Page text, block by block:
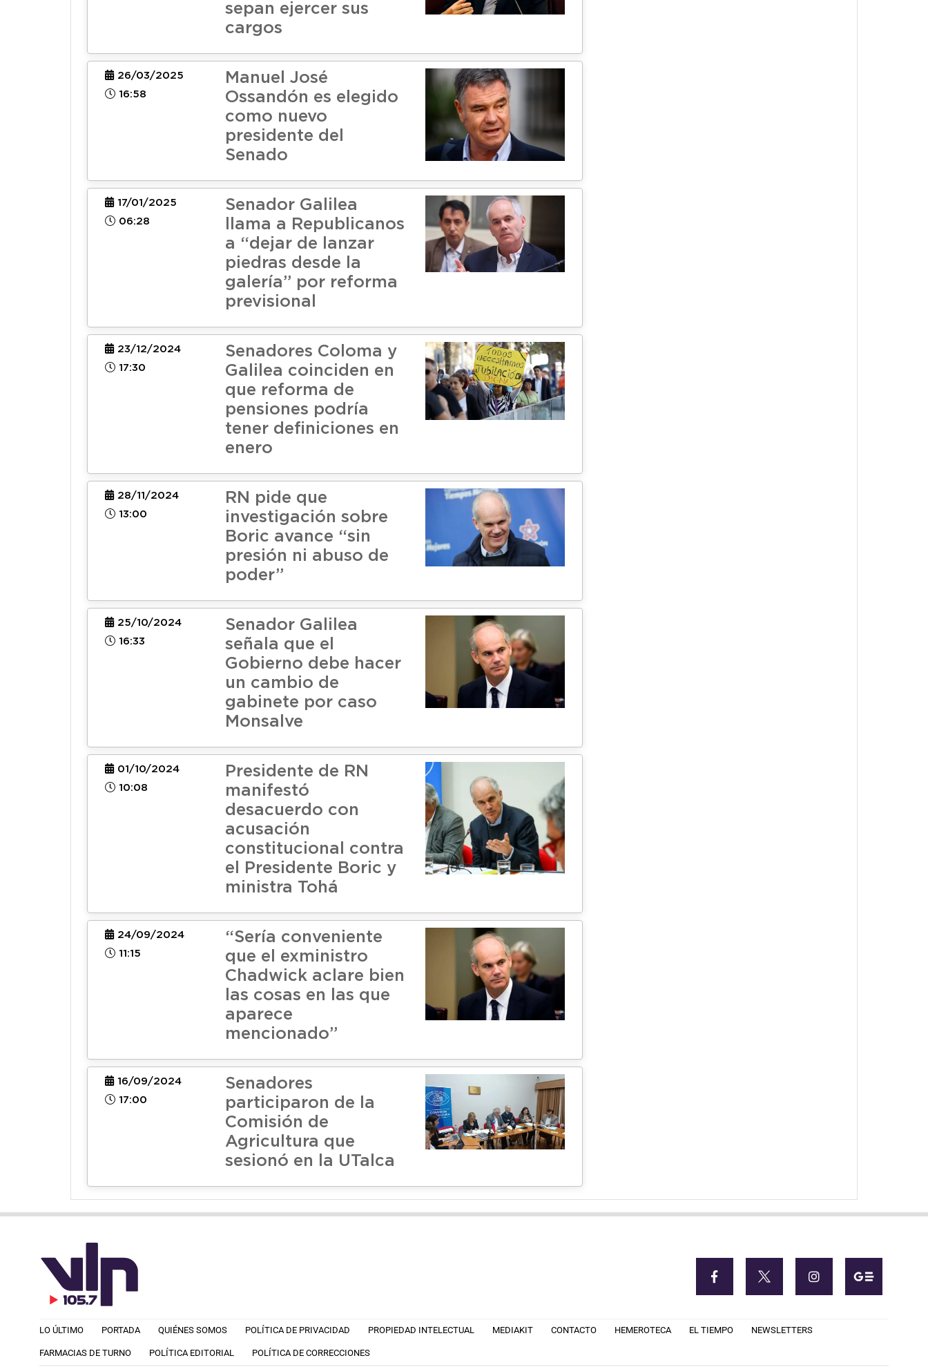
sepan ejercer sus
cargos
26/03/2025
16:58
Manuel José
Ossandón es elegido
como nuevo
presidente del
Senado
17/01/2025
06:28
Senador Galilea
llama a Republicanos
a “dejar de lanzar
piedras desde la
galería” por reforma
previsional
23/12/2024
17:30
Senadores Coloma y
Galilea coinciden en
que reforma de
pensiones podría
tener definiciones en
enero
28/11/2024
13:00
RN pide que
investigación sobre
Boric avance “sin
presión ni abuso de
poder”
25/10/2024
16:33
Senador Galilea
señala que el
Gobierno debe hacer
un cambio de
gabinete por caso
Monsalve
01/10/2024
10:08
Presidente de RN
manifestó
desacuerdo con
acusación
constitucional contra
el Presidente Boric y
ministra Tohá
24/09/2024
11:15
“Sería conveniente
que el exministro
Chadwick aclare bien
las cosas en las que
aparece
mencionado”
16/09/2024
17:00
Senadores
participaron de la
Comisión de
Agricultura que
sesionó en la UTalca
LO ÚLTIMO PORTADA QUIÉNES SOMOS POLÍTICA DE PRIVACIDAD PROPIEDAD INTELECTUAL MEDIAKIT CONTACTO HEMEROTECA EL TIEMPO NEWSLETTERS
FARMACIAS DE TURNO POLÍTICA EDITORIAL POLÍTICA DE CORRECCIONES